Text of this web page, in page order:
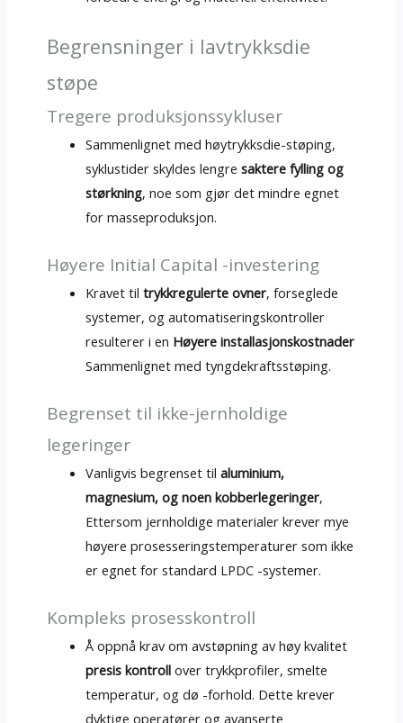
Begrensninger i lavtrykksdie
støpe
Tregere produksjonssykluser
Sammenlignet med høytrykksdie-støping,
syklustider skyldes lengresaktere fylling og
størkning, noe som gjør det mindre egnet
for masseproduksjon.
Høyere Initial Capital -investering
Kravet tiltrykkregulerte ovner, forseglede
systemer, og automatiseringskontroller
resulterer i en Høyere installasjonskostnader
Sammenlignet med tyngdekraftsstøping.
Begrenset til ikke-jernholdige
legeringer
Vanligvis begrenset tilaluminium,
magnesium, og noen kobberlegeringer,
Ettersom jernholdige materialer krever mye
høyere prosesseringstemperaturer som ikke
er egnet for standard LPDC -systemer.
Kompleks prosesskontroll
Å oppnå krav om avstøpning av høy kvalitet
presis kontroll over trykkprofiler, smelte
temperatur, og dø -forhold. Dette krever
dyktige operatører og avanserte